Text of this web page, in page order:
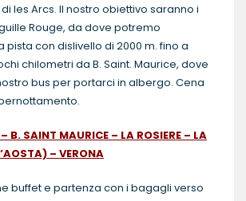
les Arcs. Il nostro obiettivo saranno i
Rouge, da dove potremo
con dislivello di 2000 m. fino a
chilometri da B. Saint. Maurice, dove
bus per portarci in albergo. Cena
B. SAINT MAURICE – LA ROSIERE – LA
– VERONA
buffet e partenza con i bagagli verso